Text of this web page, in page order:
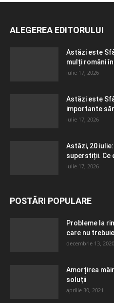
ALEGEREA EDITORULUI
Astăzi este
mulți români
iulie 17, 2026
Astăzi este
importante
iulie 17, 2026
Astăzi, 20
superstiții. Ce
iulie 17, 2026
POSTĂRI POPULARE
Probleme la
care nu
decembrie 13, 2020
Amorțirea
soluții
aprilie 30, 2021